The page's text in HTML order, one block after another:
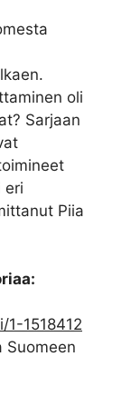
oli
Sarjaan
eri
Piia
1518412
Suomeen